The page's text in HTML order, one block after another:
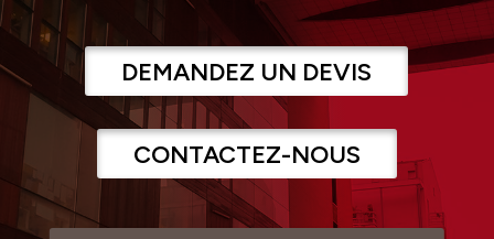
DEMANDEZ UN DEVIS
CONTACTEZ-NOUS